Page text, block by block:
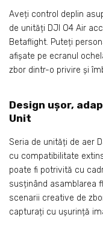
Aveți control deplin
de unități DJI O4 Air
Betaflight. Puteți
afișate pe ecranul
zbor dintr-o privire și
Design ușor,
Unit
Seria de unități de aer
cu compatibilitate
poate fi potrivită cu
susținând asamblarea
scenarii creative de
capturați cu ușurință